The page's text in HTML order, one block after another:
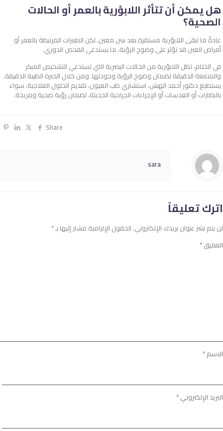
هل يمكن أن تتأثر اللابؤرية بالعمر أو الحالات
الصحية؟
عادةً ما تبقى اللابؤرية مستقرة بعد سن معين، لكن التغيرات المرتبطة بالعمر أو
أمراض العين قد تؤثر على وضوح الرؤية، ما يستدعي الفحص الدوري.
في الختام، تظل اللابؤرية من الحالات البصرية التي تستدعي التشخيص المبكر
والمتابعة الدقيقة لضمان وضوح الرؤية وجودتها. ومن خلال الخبرة الطبية الدقيقة،
يستطيع دكتور أحمد الهبش، استشاري طب العيون، تقديم الحلول العلاجية، سواء
بالنظارات أو العدسات أو الإجراءات الجراحية الحديثة، لضمان رؤية صحية ومريحة.
Share
sara
اترك تعليقاً
لن يتم نشر عنوان بريدك الإلكتروني. الحقول الإلزامية مشار إليها بـ*
التعليق*
الاسم*
البريد الإلكتروني*